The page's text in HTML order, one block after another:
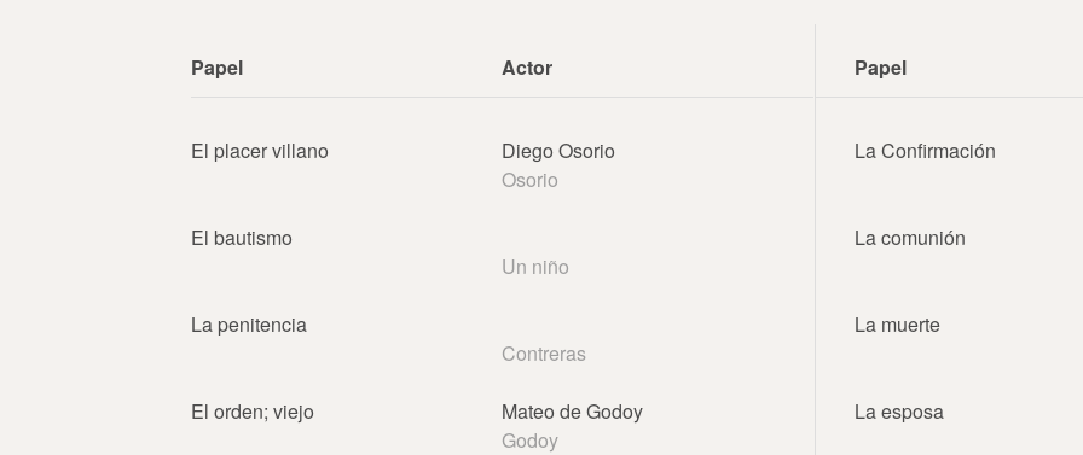
Papel Actor
El placer villano
Diego Osorio
Osorio
El bautismo
Un niño
La penitencia
Contreras
El orden; viejo
Mateo de Godoy
Godoy
Papel
La Confirmación
La comunión
La muerte
La esposa